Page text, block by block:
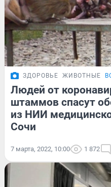
ЗДОРОВЬЕ ЖИВОТНЫЕ
Людей от
штаммов спасут
из НИИ
Сочи
7 марта, 2022, 10:00 1 872